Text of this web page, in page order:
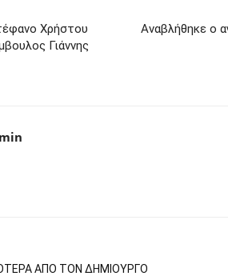
Χρήστου
Γιάννης
Αναβλήθηκε ο
ΑΠΟ ΤΟΝ ΔΗΜΙΟΥΡΓΟ